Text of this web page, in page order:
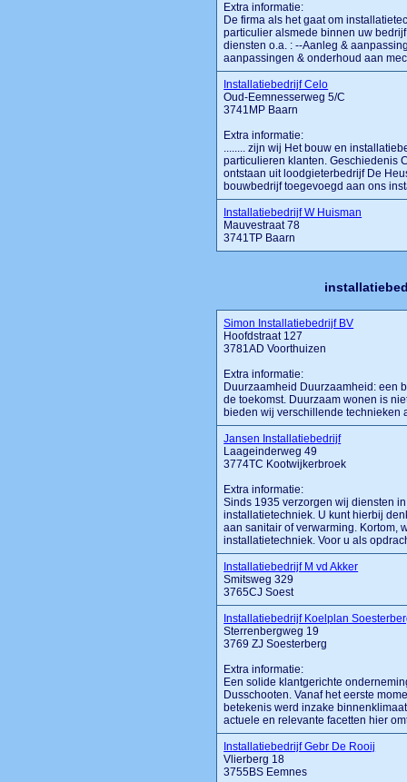
Extra informatie:
De firma als het gaat om
particulier alsmede binnen uw
diensten o.a. : --Aanleg &
aanpassingen & onderhoud aan
Installatiebedrijf Celo
Oud-Eemnesserweg 5/C
3741MP Baarn
Extra informatie:
........ zijn wij Het bouw en
particulieren klanten. Geschiedenis
ontstaan uit loodgieterbedrijf De
bouwbedrijf toegevoegd aan ons
Installatiebedrijf W Huisman
Mauvestraat 78
3741TP Baarn
Simon Installatiebedrijf BV
Hoofdstraat 127
3781AD Voorthuizen
Extra informatie:
Duurzaamheid Duurzaamheid: een
de toekomst. Duurzaam wonen is
bieden wij verschillende technieken
Jansen Installatiebedrijf
Laageinderweg 49
3774TC Kootwijkerbroek
Extra informatie:
Sinds 1935 verzorgen wij diensten
installatietechniek. U kunt hierbij
aan sanitair of verwarming. Kortom,
installatietechniek. Voor u als
Installatiebedrijf M vd Akker
Smitsweg 329
3765CJ Soest
Installatiebedrijf Koelplan
Sterrenbergweg 19
3769 ZJ Soesterberg
Extra informatie:
Een solide klantgerichte
Dusschooten. Vanaf het eerste
betekenis werd inzake
actuele en relevante facetten hier
Installatiebedrijf Gebr De Rooij
Vlierberg 18
3755BS Eemnes